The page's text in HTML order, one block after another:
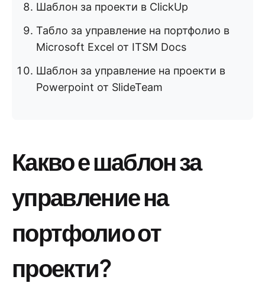
Шаблон за проекти в ClickUp
Табло за управление на портфолио в
Microsoft Excel от ITSM Docs
Шаблон за управление на проекти в
Powerpoint от SlideTeam
Какво е шаблон за
управление на
портфолио от
проекти?